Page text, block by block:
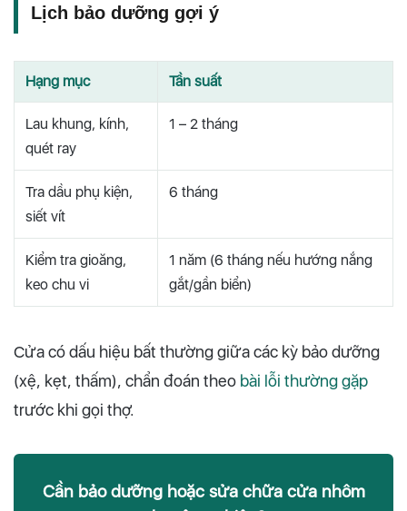
Lịch bảo dưỡng gợi ý
Hạng mục Tần suất
Lau khung, kính,
quét ray
1 – 2 tháng
Tra dầu phụ kiện,
siết vít
6 tháng
Kiểm tra gioăng,
keo chu vi
1 năm (6 tháng nếu hướng nắng
gắt/gần biển)
Cửa có dấu hiệu bất thường giữa các kỳ bảo dưỡng
(xệ, kẹt, thấm), chẩn đoán theo bài lỗi thường gặp
trước khi gọi thợ.
Cần bảo dưỡng hoặc sửa chữa cửa nhôm